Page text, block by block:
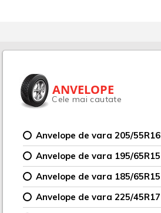
ANVELOPE
Cele mai cautate
Anvelope de vara 205/55R16
Anvelope de vara 195/65R15
Anvelope de vara 185/65R15
Anvelope de vara 225/45R17